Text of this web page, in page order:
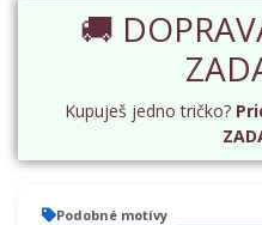
🚚
Kupuješ jedno tričko?
Podobné motívy